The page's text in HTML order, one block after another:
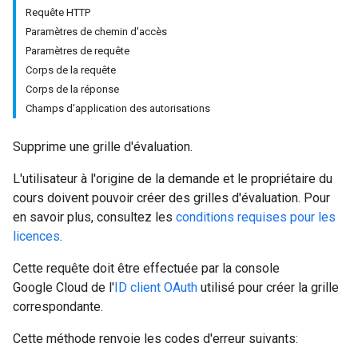
Requête HTTP
Paramètres de chemin d'accès
Paramètres de requête
Corps de la requête
Corps de la réponse
Champs d'application des autorisations
Supprime une grille d'évaluation.
L'utilisateur à l'origine de la demande et le propriétaire du
cours doivent pouvoir créer des grilles d'évaluation. Pour
en savoir plus, consultez les conditions requises pour les
licences.
Cette requête doit être effectuée par la console
Google Cloud de l'ID client OAuth utilisé pour créer la grille
correspondante.
Cette méthode renvoie les codes d'erreur suivants: